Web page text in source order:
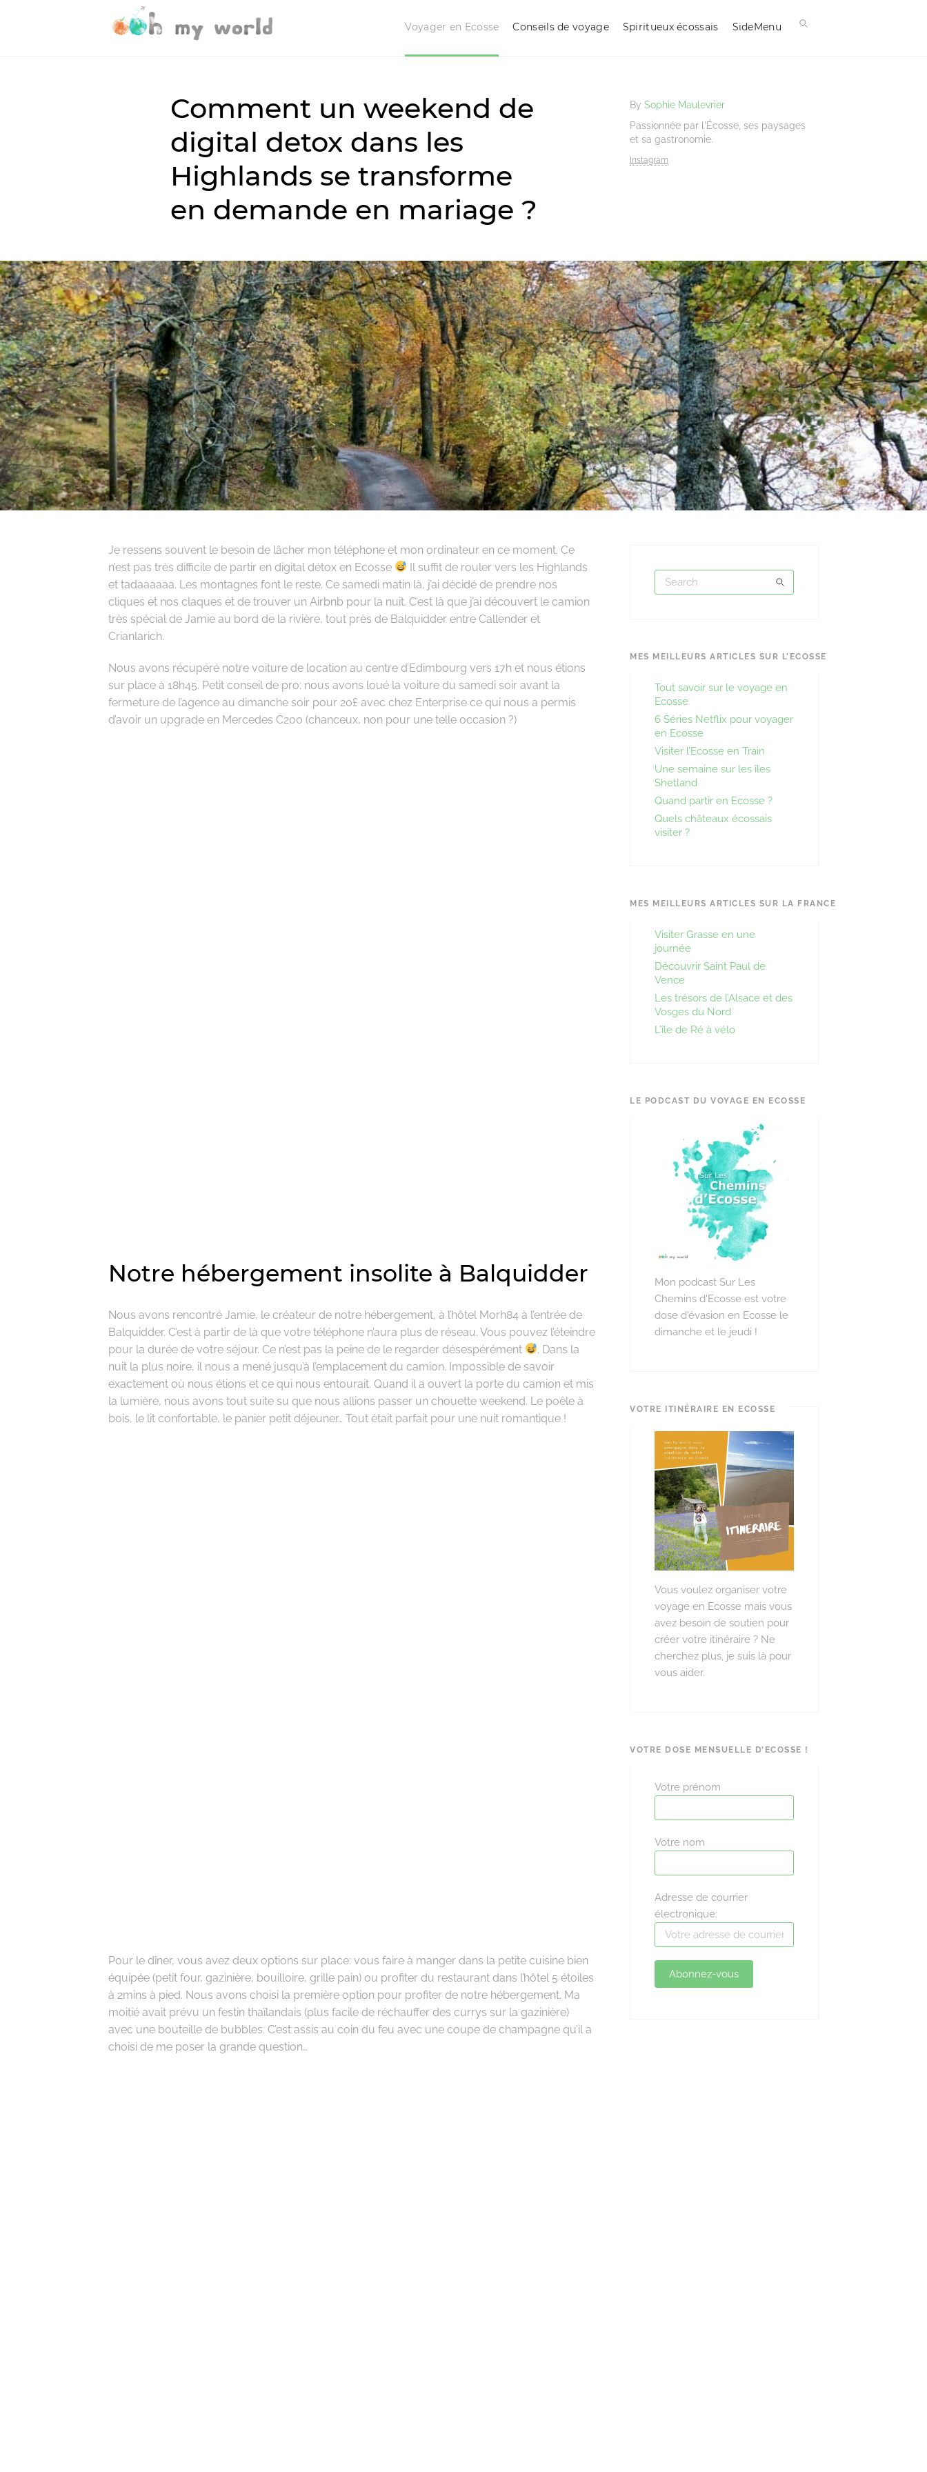
Voyager en Ecosse Conseils de voyage Spiritueux écossais SideMenu
Comment un weekend de
digital detox dans les
Highlands se transforme
en demande en mariage ?
By Sophie Maulevrier
Passionnée par l'Écosse, ses paysages
et sa gastronomie.
Instagram
Je ressens souvent le besoin de lâcher mon téléphone et mon ordinateur en ce moment. Ce
n’est pas très difficile de partir en digital détox en Ecosse
Il suffit de rouler vers les Highlands
et tadaaaaaa. Les montagnes font le reste. Ce samedi matin là, j’ai décidé de prendre nos
cliques et nos claques et de trouver un Airbnb pour la nuit. C’est là que j’ai découvert le camion
très spécial de Jamie au bord de la rivière, tout près de Balquidder entre Callender et
Crianlarich.
Nous avons récupéré notre voiture de location au centre d’Edimbourg vers 17h et nous étions
sur place à 18h45. Petit conseil de pro: nous avons loué la voiture du samedi soir avant la
fermeture de l’agence au dimanche soir pour 20£ avec chez Enterprise ce qui nous a permis
d’avoir un upgrade en Mercedes C200 (chanceux, non pour une telle occasion ?)
Notre hébergement insolite à Balquidder
Nous avons rencontré Jamie, le créateur de notre hébergement, à l’hôtel Morh84 à l’entrée de
Balquidder. C’est à partir de là que votre téléphone n’aura plus de réseau. Vous pouvez l’éteindre
pour la durée de votre séjour. Ce n’est pas la peine de le regarder désespérément
. Dans la
nuit la plus noire, il nous a mené jusqu’à l’emplacement du camion. Impossible de savoir
exactement où nous étions et ce qui nous entourait. Quand il a ouvert la porte du camion et mis
la lumière, nous avons tout suite su que nous allions passer un chouette weekend. Le poêle à
bois, le lit confortable, le panier petit déjeuner… Tout était parfait pour une nuit romantique !
Pour le dîner, vous avez deux options sur place: vous faire à manger dans la petite cuisine bien
équipée (petit four, gazinière, bouilloire, grille pain) ou profiter du restaurant dans l’hôtel 5 étoiles
à 2mins à pied. Nous avons choisi la première option pour profiter de notre hébergement. Ma
moitié avait prévu un festin thaïlandais (plus facile de réchauffer des currys sur la gazinière)
avec une bouteille de bubbles. C’est assis au coin du feu avec une coupe de champagne qu’il a
choisi de me poser la grande question…
MES MEILLEURS ARTICLES SUR L’ECOSSE
Tout savoir sur le voyage en
Ecosse
6 Séries Netflix pour voyager
en Ecosse
Visiter l’Ecosse en Train
Une semaine sur les îles
Shetland
Quand partir en Ecosse ?
Quels châteaux écossais
visiter ?
MES MEILLEURS ARTICLES SUR LA FRANCE
Visiter Grasse en une
journée
Découvrir Saint Paul de
Vence
Les trésors de l’Alsace et des
Vosges du Nord
L’île de Ré à vélo
LE PODCAST DU VOYAGE EN ECOSSE
Mon podcast Sur Les
Chemins d'Ecosse est votre
dose d'évasion en Ecosse le
dimanche et le jeudi !
VOTRE ITINÉRAIRE EN ECOSSE
Vous voulez organiser votre
voyage en Ecosse mais vous
avez besoin de soutien pour
créer votre itinéraire ? Ne
cherchez plus, je suis là pour
vous aider.
VOTRE DOSE MENSUELLE D’ECOSSE !
Votre prénom
Votre nom
Adresse de courrier
électronique: